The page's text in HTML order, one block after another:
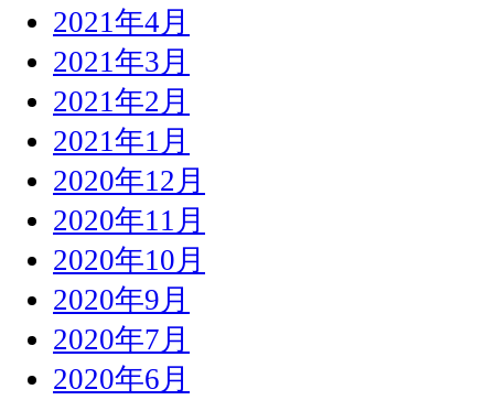
2021年4月
2021年3月
2021年2月
2021年1月
2020年12月
2020年11月
2020年10月
2020年9月
2020年7月
2020年6月